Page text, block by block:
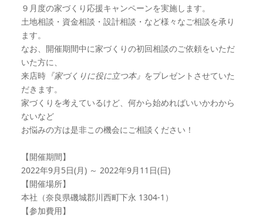
９月度の家づくり応援キャンペーンを実施します。
土地相談・資金相談・設計相談・など様々なご相談を承り
ます。
なお、開催期間中に家づくりの初回相談のご依頼をいただ
いた方に、
来店時 『家づくりに役に立つ本』 をプレゼントさせていた
だきます。
家づくりを考えているけど、何から始めればいいかわから
ないなど
お悩みの方は是非この機会にご相談ください！
【開催期間】
2022年9月5日(月) ～ 2022年9月11日(日)
【開催場所】
本社（奈良県磯城郡川西町下永 1304-1）
【参加費用】